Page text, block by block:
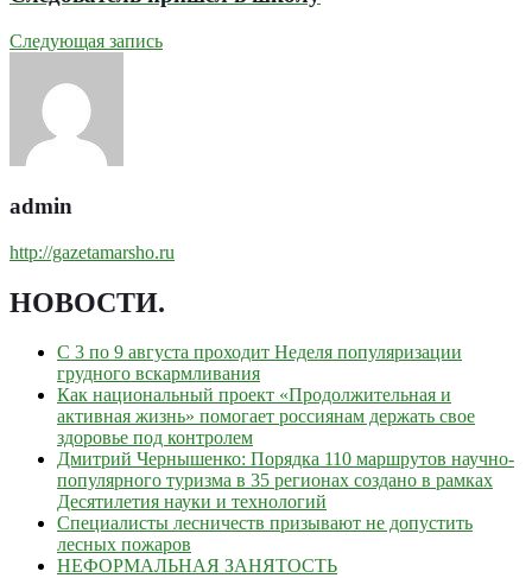
Следующая запись
admin
http://gazetamarsho.ru
НОВОСТИ.
С 3 по 9 августа проходит Неделя популяризации
грудного вскармливания
Как национальный проект «Продолжительная и
активная жизнь» помогает россиянам держать свое
здоровье под контролем
Дмитрий Чернышенко: Порядка 110 маршрутов научно-
популярного туризма в 35 регионах создано в рамках
Десятилетия науки и технологий
Специалисты лесничеств призывают не допустить
лесных пожаров
НЕФОРМАЛЬНАЯ ЗАНЯТОСТЬ